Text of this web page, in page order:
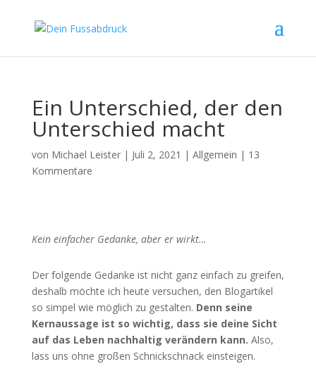
Ein Unterschied, der den
Unterschied macht
von Michael Leister| Juli 2, 2021 | Allgemein | 13
Kommentare
Kein einfacher Gedanke, aber er wirkt…
Der folgende Gedanke ist nicht ganz einfach zu greifen,
deshalb möchte ich heute versuchen, den Blogartikel
so simpel wie möglich zu gestalten. Denn seine
Kernaussage ist so wichtig, dass sie deine Sicht
auf das Leben nachhaltig verändern kann. Also,
lass uns ohne großen Schnickschnack einsteigen.